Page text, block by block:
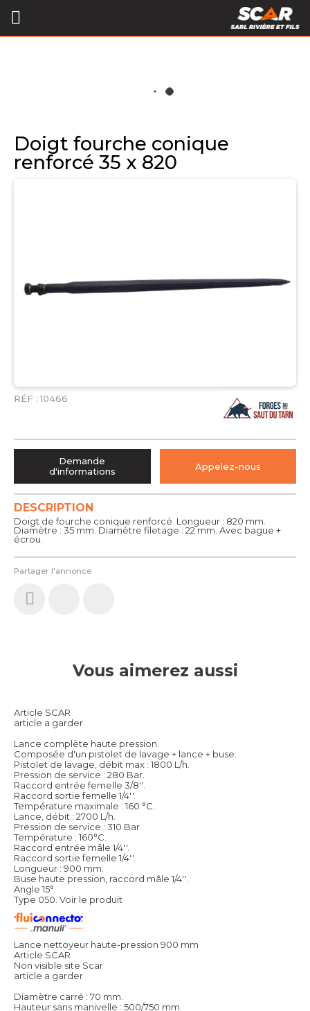
Doigt fourche conique
renforcé 35 x 820
RÉF : 10466
Partager l'annonce
DESCRIPTION
Doigt de fourche conique renforcé. Longueur : 820 mm.
Diamètre : 35 mm. Diamètre filetage : 22 mm. Avec bague +
écrou.
Demande
d'informations
Appelez-nous
Vous aimerez aussi
Article SCAR
article a garder
Lance complète haute pression.
Composée d'un pistolet de lavage + lance + buse.
Pistolet de lavage, débit max : 1800 L/h.
Pression de service : 280 Bar.
Raccord entrée femelle 3/8''.
Raccord sortie femelle 1/4''.
Température maximale : 160 °C.
Lance, débit : 2700 L/h.
Pression de service : 310 Bar.
Température : 160°C.
Raccord entrée mâle 1/4''.
Raccord sortie femelle 1/4''.
Longueur : 900 mm.
Buse haute pression, raccord mâle 1/4''.
Angle 15°.
Type 050. Voir le produit
Lance nettoyeur haute-pression 900 mm
Article SCAR
Non visible site Scar
article a garder
Diamètre carré : 70 mm.
Hauteur sans manivelle : 500/750 mm.